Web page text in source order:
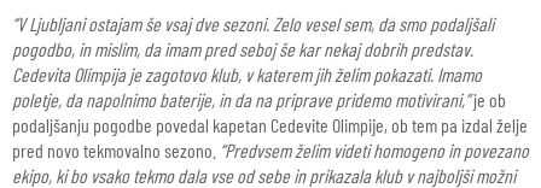
“V Ljubljani ostajam še vsaj dve sezoni. Zelo vesel sem, da smo podaljšali
pogodbo, in mislim, da imam pred seboj še kar nekaj dobrih predstav.
Cedevita Olimpija je zagotovo klub, v katerem jih želim pokazati. Imamo
poletje, da napolnimo baterije, in da na priprave pridemo motivirani,”je ob
podaljšanju pogodbe povedal kapetan Cedevite Olimpije, ob tem pa izdal želje
pred novo tekmovalno sezono. “Predvsem želim videti homogeno in povezano
ekipo, ki bo vsako tekmo dala vse od sebe in prikazala klub v najboljši možni